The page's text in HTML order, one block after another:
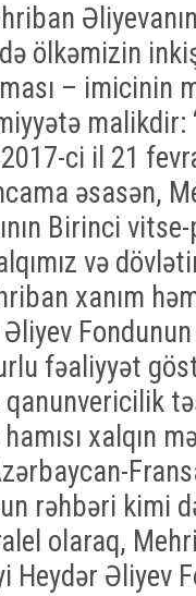
ölkəmizin
– imicinin
ci il 21
əsasən,
Birinci
və
xanım
Əliyev
fəaliyyət
xalqın
rəhbəri kimi
olaraq,
Heydər Əliyev